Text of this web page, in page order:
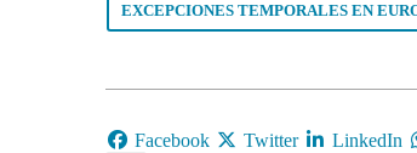
EXCEPCIONES TEMPORALES EN
Facebook Twitter LinkedIn